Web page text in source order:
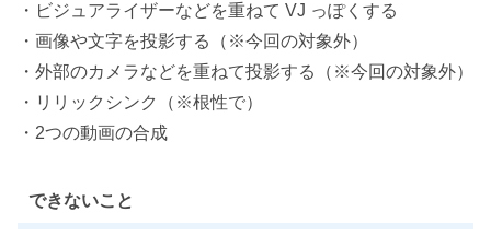
・ビジュアライザーなどを重ねて VJ っぽくする
・画像や文字を投影する（※今回の対象外）
・外部のカメラなどを重ねて投影する（※今回の対象外）
・リリックシンク（※根性で）
・2つの動画の合成
できないこと